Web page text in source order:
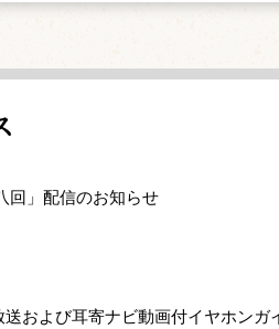
回」配信のお知らせ
および耳寄ナビ動画付イヤホンガ